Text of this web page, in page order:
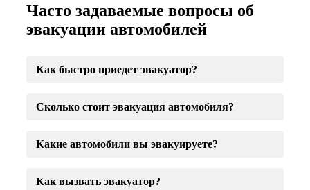
Часто задаваемые вопросы об
эвакуации автомобилей
Как быстро приедет эвакуатор?
Сколько стоит эвакуация автомобиля?
Какие автомобили вы эвакуируете?
Как вызвать эвакуатор?